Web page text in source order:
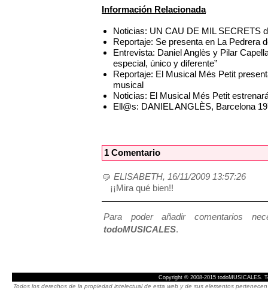
Información Relacionada
Noticias: UN CAU DE MIL SECRETS
Reportaje: Se presenta en La Pedrera
Entrevista: Daniel Anglès y Pilar
especial, único y diferente”
Reportaje: El Musical Més Petit
musical
Noticias: El Musical Més Petit
Ell@s: DANIEL ANGLÈS, Barcelona
1 Comentario
ELISABETH, 16/11/2009 13:57:26
¡¡Mira qué bien!!
Para poder añadir comentarios
todoMUSICALES.
Copyright © 2008-2015 todoMUSICALES.
Todos los derechos de la propiedad intelectual de esta web y de sus elementos